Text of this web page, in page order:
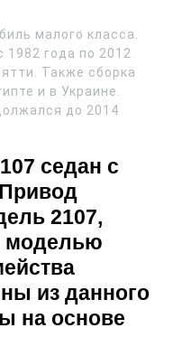
малого класса.
года по 2012
Также сборка
и в Украине.
до 2014
седан с
2107,
моделью
из данного
на основе